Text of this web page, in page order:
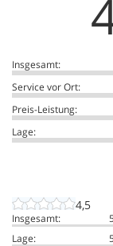
Insgesamt:
Service vor Ort:
Preis-Leistung:
Lage:
4,5
Insgesamt:
Lage: